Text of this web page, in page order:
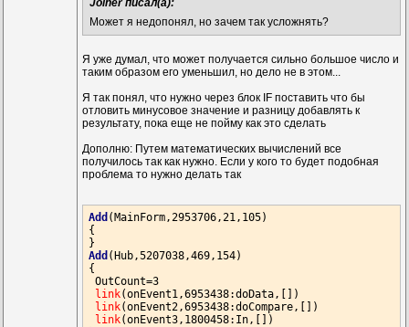
Add(FormatStr,5138992,581,196)
{
DataCount=1
Point(FString)
link(onFString,530811:doAdd,[])
Add(FormatStr,8865822,602,539)
{
Mask="E:\\test\\%1.mp4"
Point(FString)
link(onFString,13181563:doAdd,[])
Add(DoData,12126090,462,308)
{
link(Data,12584361:Index,[])
Add(DoData,11279074,490,637)
link(onEventData,16612372:In,[])
link(Data,13755750:Index,[])
Joiner писал(а):
Может я недопонял, но зачем так усложнять?
Я уже думал, что может получается сильно большое число и
таким образом его уменьшил, но дело не в этом...
Я так понял, что нужно через блок IF поставить что бы
отловить минусовое значение и разницу добавлять к
результату, пока еще не пойму как это сделать
Дополню: Путем математических вычислений все
получилось так как нужно. Если у кого то будет подобная
проблема то нужно делать так
Add (MainForm,2953706,21,105)
{
Add (Hub,5207038,469,154)
{
OutCount=3
link(onEvent1,6953438:doData,[])
link(onEvent2,6953438:doCompare,[])
link(onEvent3,1800458:In,[])